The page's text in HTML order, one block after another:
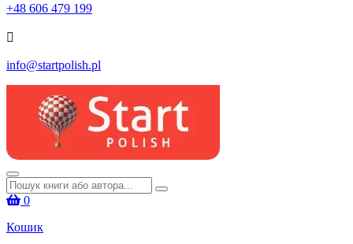
+48 606 479 199
info@startpolish.pl
Шукати:
0
Кошик